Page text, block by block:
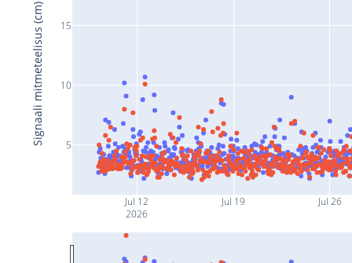
Jul 12
2026
Jul 19 Jul 26
5
10
15
Signaali mitmeteelisus (cm)